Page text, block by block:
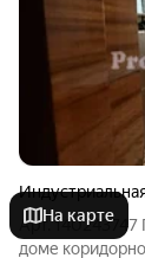
Арт.
доме
На карте